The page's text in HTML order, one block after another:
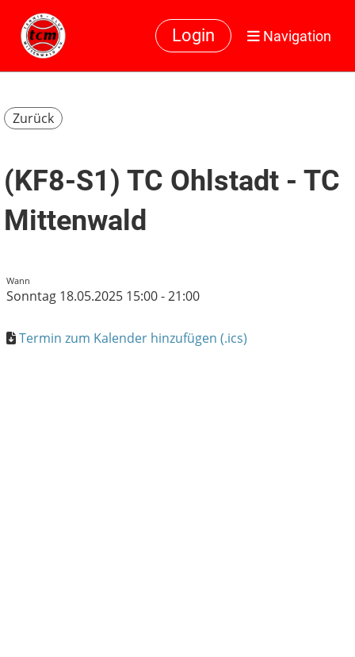
Login Navigation
Zurück
(KF8-S1) TC Ohlstadt - TC
Mittenwald
Wann
Sonntag 18.05.2025 15:00 - 21:00
Termin zum Kalender hinzufügen (.ics)